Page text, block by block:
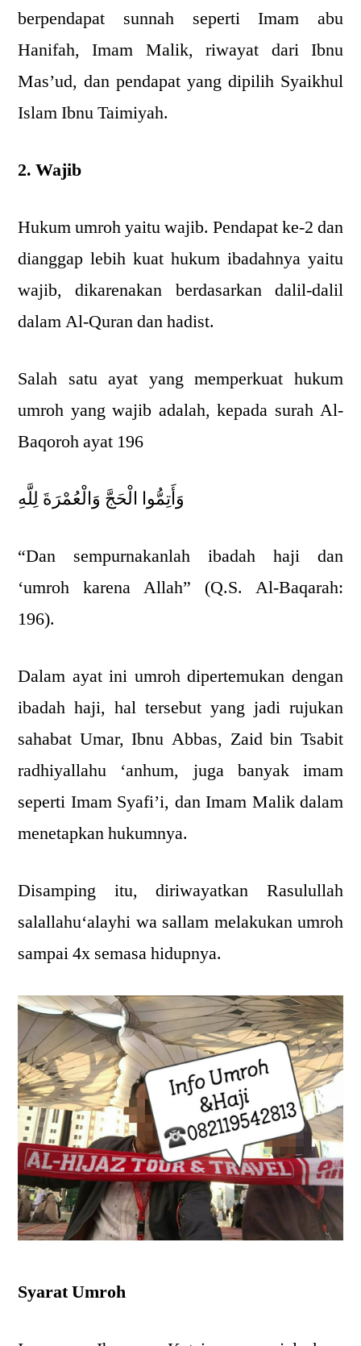
berpendapat sunnah seperti Imam abu
Hanifah, Imam Malik, riwayat dari Ibnu
Mas’ud, dan pendapat yang dipilih Syaikhul
Islam Ibnu Taimiyah.
2. Wajib
Hukum umroh yaitu wajib. Pendapat ke-2 dan
dianggap lebih kuat hukum ibadahnya yaitu
wajib, dikarenakan berdasarkan dalil-dalil
dalam Al-Quran dan hadist.
Salah satu ayat yang memperkuat hukum
umroh yang wajib adalah, kepada surah Al-
Baqoroh ayat 196
وَأَتِمُّوا الْحَجَّ وَالْعُمْرَةَ لِلَّهِ
“Dan sempurnakanlah ibadah haji dan
‘umroh karena Allah” (Q.S. Al-Baqarah:
196).
Dalam ayat ini umroh dipertemukan dengan
ibadah haji, hal tersebut yang jadi rujukan
sahabat Umar, Ibnu Abbas, Zaid bin Tsabit
radhiyallahu ‘anhum, juga banyak imam
seperti Imam Syafi’i, dan Imam Malik dalam
menetapkan hukumnya.
Disamping itu, diriwayatkan Rasulullah
salallahu‘alayhi wa sallam melakukan umroh
sampai 4x semasa hidupnya.
Syarat Umroh